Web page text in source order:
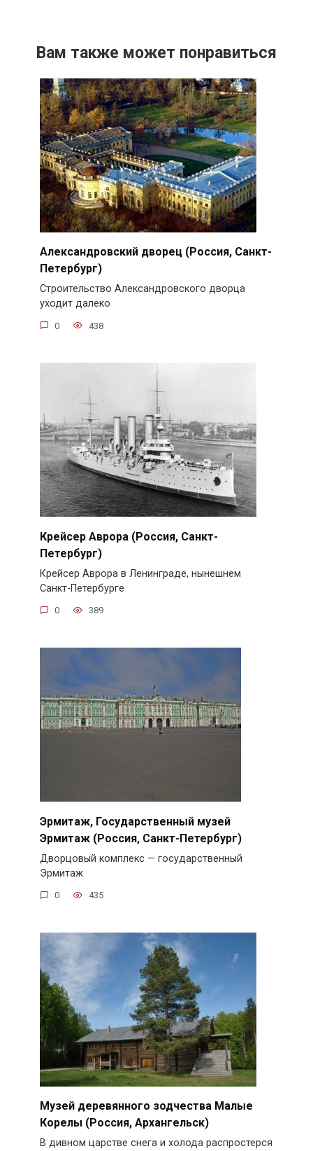
Вам также может понравиться
Александровский дворец (Россия, Санкт-
Петербург)
Строительство Александровского дворца
уходит далеко
0 438
Крейсер Аврора (Россия, Санкт-
Петербург)
Крейсер Аврора в Ленинграде, нынешнем
Санкт-Петербурге
0 389
Эрмитаж, Государственный музей
Эрмитаж (Россия, Санкт-Петербург)
Дворцовый комплекс — государственный
Эрмитаж
0 435
Музей деревянного зодчества Малые
Корелы (Россия, Архангельск)
В дивном царстве снега и холода распростерся